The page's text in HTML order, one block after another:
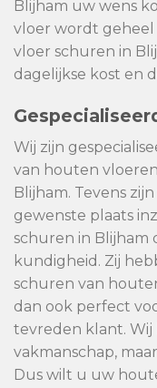
Blijham uw wens
vloer wordt
vloer schuren in
dagelijkse kost en
Wij zijn
van houten
Blijham. Tevens
gewenste plaats
schuren in Blijham
kundigheid. Zij
schuren van
dan ook perfect
tevreden klant. Wij
vakmanschap,
Dus wilt u uw